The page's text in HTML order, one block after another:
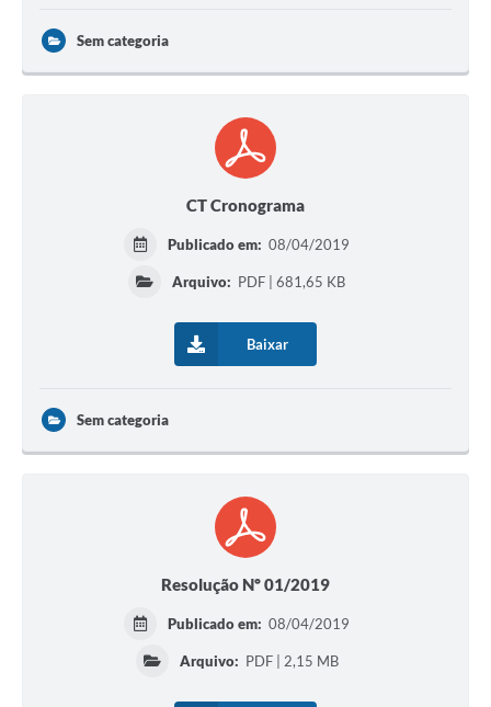
Sem categoria
CT Cronograma
Publicado em: 08/04/2019
Arquivo: PDF | 681,65 KB
Baixar
Sem categoria
Resolução Nº 01/2019
Publicado em: 08/04/2019
Arquivo: PDF | 2,15 MB